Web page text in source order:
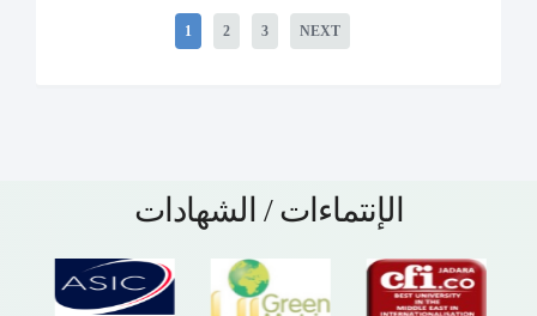
1 2 3 NEXT
الإنتماءات / الشهادات